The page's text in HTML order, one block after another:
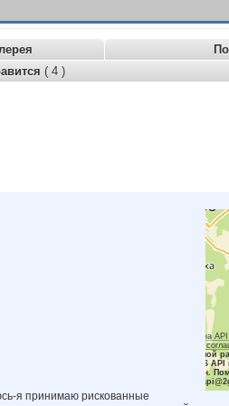
( 4 )
Работает на
Лицензионное
Для корректной
Raster JS API
ключ.
я принимаю рискованные